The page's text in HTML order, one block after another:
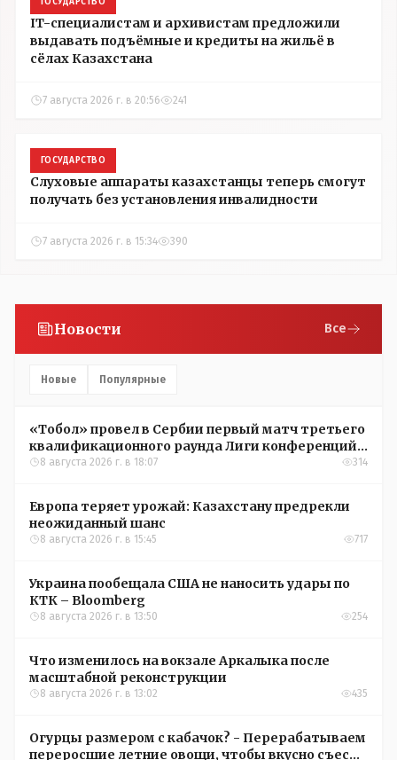
IT-специалистам и архивистам предложили
выдавать подъёмные и кредиты на жильё в
сёлах Казахстана
7 августа 2026 г. в 20:56 241
ГОСУДАРСТВО
Слуховые аппараты казахстанцы теперь смогут
получать без установления инвалидности
7 августа 2026 г. в 15:34 390
Новости Все
Новые Популярные
«Тобол» провел в Сербии первый матч третьего
квалификационного раунда Лиги конференций
УЕФА
8 августа 2026 г. в 18:07 314
Европа теряет урожай: Казахстану предрекли
неожиданный шанс
8 августа 2026 г. в 15:45 717
Украина пообещала США не наносить удары по
КТК – Bloomberg
8 августа 2026 г. в 13:50 254
Что изменилось на вокзале Аркалыка после
масштабной реконструкции
8 августа 2026 г. в 13:02 435
Огурцы размером с кабачок? - Перерабатываем
переросшие летние овощи, чтобы вкусно съесть